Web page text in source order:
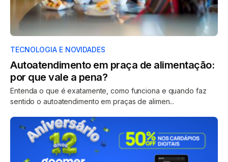
TECNOLOGIA E NOVIDADES
Autoatendimento em praça de alimentação:
por que vale a pena?
Entenda o que é exatamente, como funciona e quando faz
sentido o autoatendimento em praças de alimen...